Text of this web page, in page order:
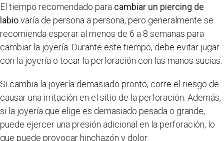
El tiempo recomendado para cambiar un piercing de
labiovaría de persona a persona, pero generalmente se
recomienda esperar al menos de 6 a 8 semanas para
cambiar la joyería. Durante este tiempo, debe evitar jugar
con la joyería o tocar la perforación con las manos sucias.
Si cambia la joyería demasiado pronto, corre el riesgo de
causar una irritación en el sitio de la perforación. Además,
si la joyería que elige es demasiado pesada o grande,
puede ejercer una presión adicional en la perforación, lo
que puede provocar hinchazón y dolor.